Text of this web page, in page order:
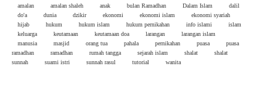
amalan
amalan shaleh anak bulan Ramadhan Dalam Islam
dalil
do'a
dunia dzikir ekonomi ekonomi islam
ekonomi syariah
hijab
hukum hukum islam hukum pernikahan info islami
islam
keluarga
keutamaan keutamaan doa larangan
larangan islam
manusia
masjid orang tua pahala pernikahan puasa
puasa
ramadhan
ramadhan rumah tangga sejarah islam shalat
shalat
sunnah
suami istri sunnah rasul tutorial wanita